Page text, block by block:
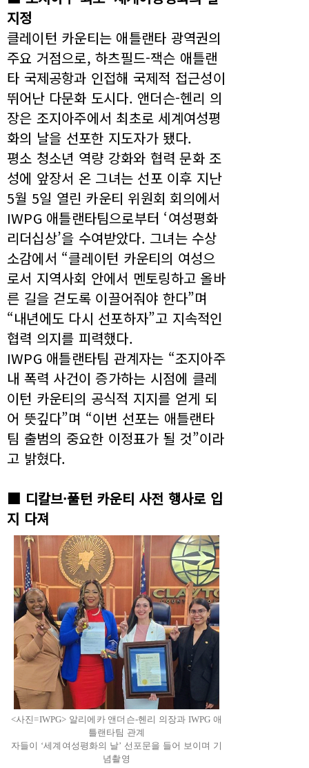
지정
클레이턴 카운티는 애틀랜타 광역권의
주요 거점으로, 하츠필드-잭슨 애틀랜
타 국제공항과 인접해 국제적 접근성이
뛰어난 다문화 도시다. 앤더슨-헨리 의
장은 조지아주에서 최초로 세계여성평
화의 날을 선포한 지도자가 됐다.
평소 청소년 역량 강화와 협력 문화 조
성에 앞장서 온 그녀는 선포 이후 지난
5월 5일 열린 카운티 위원회 회의에서
IWPG 애틀랜타팀으로부터 ‘여성평화
리더십상’을 수여받았다. 그녀는 수상
소감에서 “클레이턴 카운티의 여성으
로서 지역사회 안에서 멘토링하고 올바
른 길을 걷도록 이끌어줘야 한다”며
“내년에도 다시 선포하자”고 지속적인
협력 의지를 피력했다.
IWPG 애틀랜타팀 관계자는 “조지아주
내 폭력 사건이 증가하는 시점에 클레
이턴 카운티의 공식적 지지를 얻게 되
어 뜻깊다”며 “이번 선포는 애틀랜타
팀 출범의 중요한 이정표가 될 것”이라
고 밝혔다.
■ 디칼브·풀턴 카운티 사전 행사로 입
지 다져
<사진=IWPG> 알리에카 앤더슨-헨리 의장과 IWPG 애
틀랜타팀 관계
자들이 ‘세계여성평화의 날’ 선포문을 들어 보이며 기
념촬영